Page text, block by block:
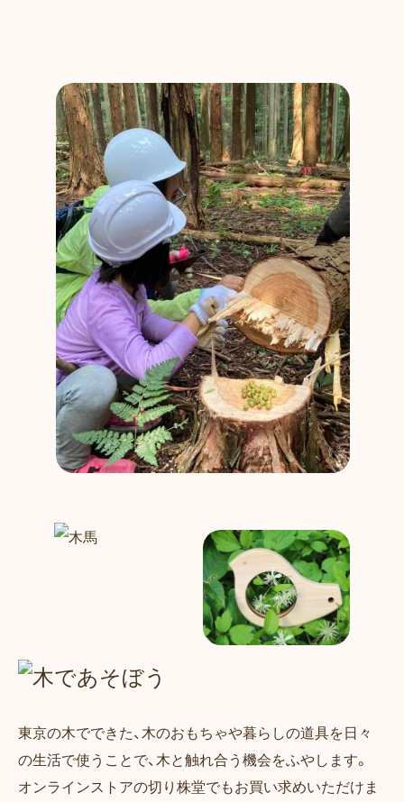
東京の木でできた、木のおもちゃや暮らしの道具を日々
の生活で使うことで、木と触れ合う機会をふやします。
オンラインストアの切り株堂でもお買い求めいただけま